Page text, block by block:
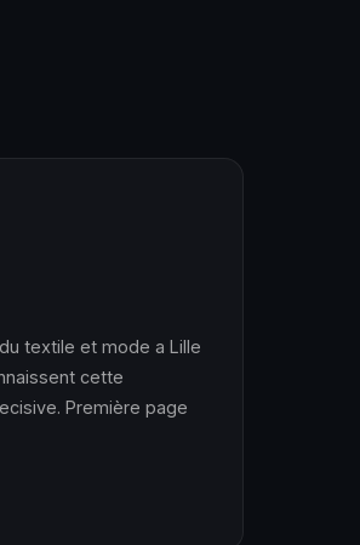
textile et mode a Lille
cette
Première page